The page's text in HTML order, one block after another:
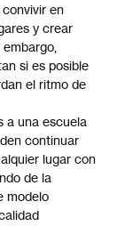
en
y crear
si es posible
el ritmo de
a una escuela
continuar
lugar con
de la
modelo